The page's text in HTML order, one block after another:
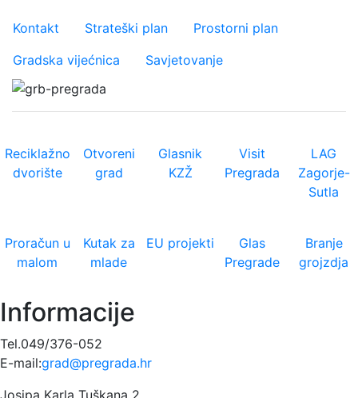
Važniji linkovi
Kontakt Strateški plan
Prostorni plan
Gradska vijećnica
Savjetovanje
Reciklažno
dvorište
Otvoreni
grad
Glasnik
KZŽ
Visit
Pregrada
LAG
Zagorje-
Sutla
Proračun u
malom
Kutak za
mlade
EU projekti
Glas
Pregrade
Branje
grojzdja
Informacije
Tel.049/376-052
E-mail:grad@pregrada.hr
Josipa Karla Tuškana 2